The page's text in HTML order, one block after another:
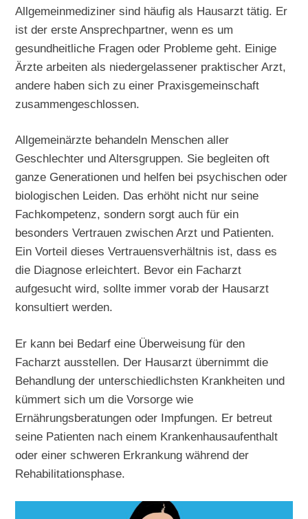
Allgemeinmediziner sind häufig als Hausarzt tätig. Er
ist der erste Ansprechpartner, wenn es um
gesundheitliche Fragen oder Probleme geht. Einige
Ärzte arbeiten als niedergelassener praktischer Arzt,
andere haben sich zu einer Praxisgemeinschaft
zusammengeschlossen.
Allgemeinärzte behandeln Menschen aller
Geschlechter und Altersgruppen. Sie begleiten oft
ganze Generationen und helfen bei psychischen oder
biologischen Leiden. Das erhöht nicht nur seine
Fachkompetenz, sondern sorgt auch für ein
besonders Vertrauen zwischen Arzt und Patienten.
Ein Vorteil dieses Vertrauensverhältnis ist, dass es
die Diagnose erleichtert. Bevor ein Facharzt
aufgesucht wird, sollte immer vorab der Hausarzt
konsultiert werden.
Er kann bei Bedarf eine Überweisung für den
Facharzt ausstellen. Der Hausarzt übernimmt die
Behandlung der unterschiedlichsten Krankheiten und
kümmert sich um die Vorsorge wie
Ernährungsberatungen oder Impfungen. Er betreut
seine Patienten nach einem Krankenhausaufenthalt
oder einer schweren Erkrankung während der
Rehabilitationsphase.